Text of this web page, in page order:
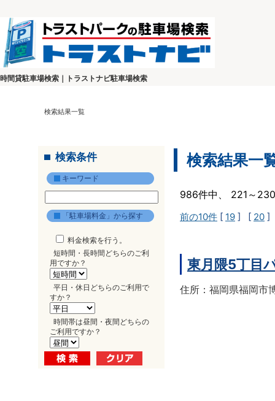
時間貸駐車場検索｜トラストナビ駐車場検索
検索結果一覧
検索条件
キーワード
「駐車場料金」から探す
料金検索を行う。
短時間・長時間どちらのご利
用ですか？
平日・休日どちらのご利用で
すか？
時間帯は昼間・夜間どちらの
ご利用ですか？
検索結果一
986件中、 221～
前の10件 [ 19 ] [ 20 ]
東月隈5丁目
住所：福岡県福岡市